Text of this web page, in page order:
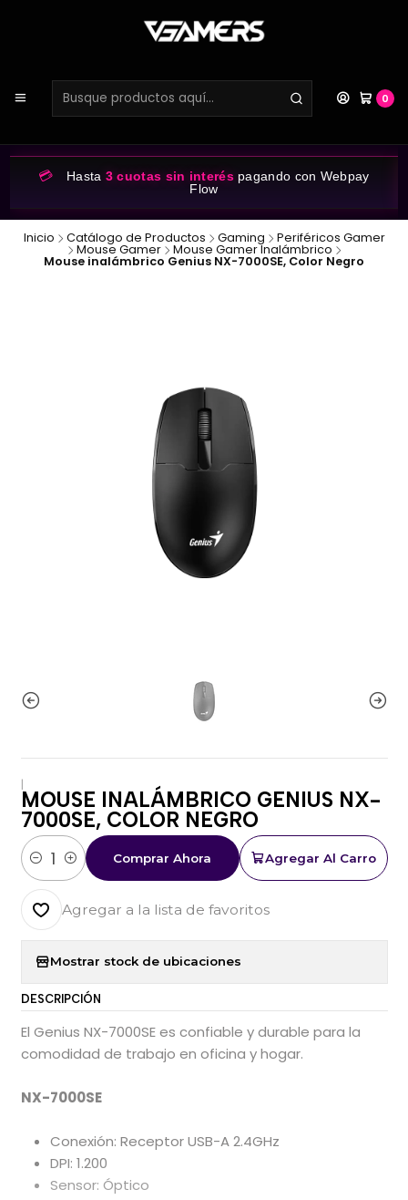
0
💳 Hasta 3 cuotas sin interéspagando con Webpay
Flow
Inicio Catálogo de Productos Gaming Periféricos Gamer
Mouse Gamer Mouse Gamer Inalámbrico
Mouse inalámbrico Genius NX-7000SE, Color Negro
|
MOUSE INALÁMBRICO GENIUS NX-
7000SE, COLOR NEGRO
Cantidad
Agregar Al Carro
Comprar Ahora
Agregar a la lista de favoritos
Mostrar stock de ubicaciones
DESCRIPCIÓN
El Genius NX-7000SE es confiable y durable para la
comodidad de trabajo en oficina y hogar.
NX-7000SE
Conexión: Receptor USB-A 2.4GHz
DPI: 1.200
Sensor: Óptico